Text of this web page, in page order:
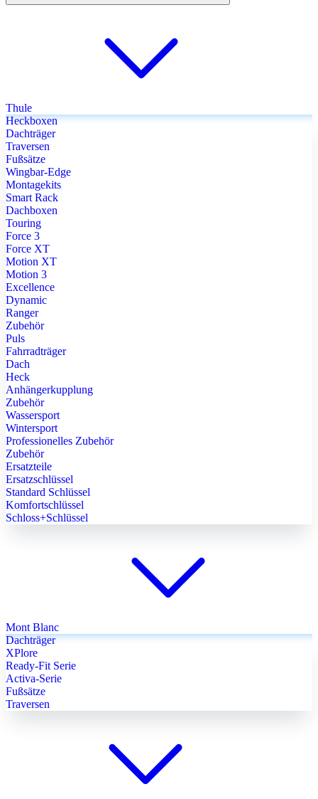
Thule
Heckboxen
Dachträger
Traversen
Fußsätze
Wingbar-Edge
Montagekits
Smart Rack
Dachboxen
Touring
Force 3
Force XT
Motion XT
Motion 3
Excellence
Dynamic
Ranger
Zubehör
Puls
Fahrradträger
Dach
Heck
Anhängerkupplung
Zubehör
Wassersport
Wintersport
Professionelles Zubehör
Zubehör
Ersatzteile
Ersatzschlüssel
Standard Schlüssel
Komfortschlüssel
Schloss+Schlüssel
Mont Blanc
Dachträger
XPlore
Ready-Fit Serie
Activa-Serie
Fußsätze
Traversen